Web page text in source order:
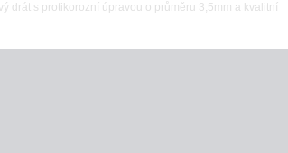
drát s protikorozní úpravou o průměru 3,5mm a kvalitní